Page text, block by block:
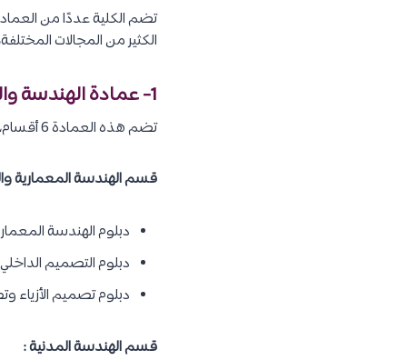
تضم الكلية عددًا من
الكثير من المجالات
1- عمادة الهندسة والنظم الذكية :
تضم هذه العمادة 6 أقسام، يقدم كل قسم عددًا من التخصصات على مستوى الدبلوم والبكالوريوس، وهم كما يلي :
قسم الهندسة المعمارية
دبلوم الهندسة
دبلوم التصميم
دبلوم تصميم الأزياء
قسم الهندسة المدنية :